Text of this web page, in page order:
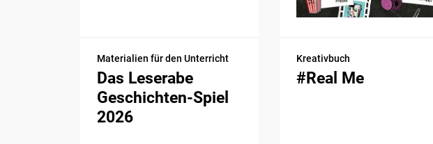
Materialien für den Unterricht
Das Leserabe
Geschichten-Spiel
2026
Kreativbuch
#Real Me